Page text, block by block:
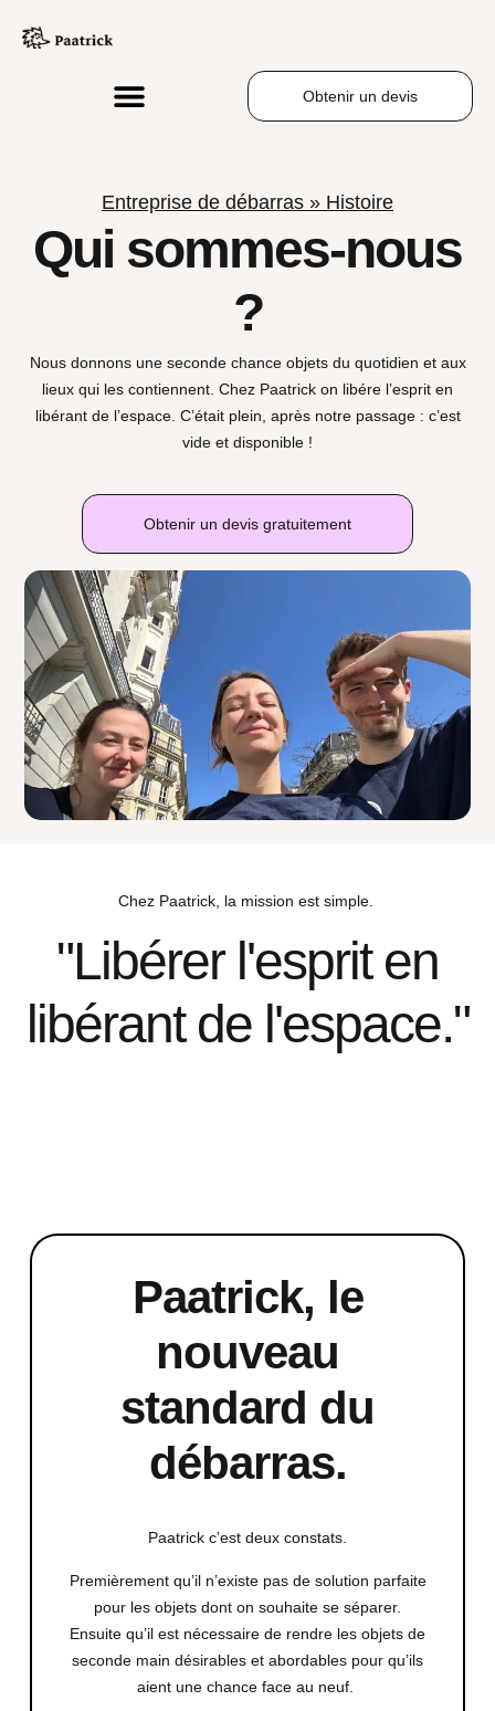
Obtenir un devis
Entreprise de débarras » Histoire
Qui sommes-nous
?
Nous donnons une seconde chance objets du quotidien et aux
lieux qui les contiennent. Chez Paatrick on libére l’esprit en
libérant de l’espace. C’était plein, après notre passage : c’est
vide et disponible !
Obtenir un devis gratuitement
Chez Paatrick, la mission est simple.
"Libérer l'esprit en
libérant de l'espace."
Paatrick, le
nouveau
standard du
débarras.
Paatrick c’est deux constats.
Premièrement qu’il n’existe pas de solution parfaite
pour les objets dont on souhaite se séparer.
Ensuite qu’il est nécessaire de rendre les objets de
seconde main désirables et abordables pour qu’ils
aient une chance face au neuf.